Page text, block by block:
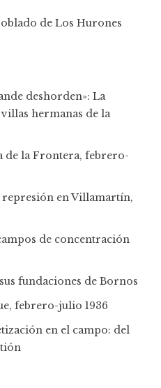
de Los Hurones
deshorden»: La
hermanas de la
de la Frontera, febrero-
en Villamartín,
de concentración
fundaciones de Bornos
febrero-julio 1936
en el campo: del